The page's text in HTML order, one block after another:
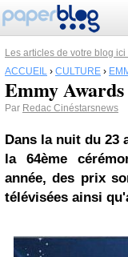
Les articles de votre blog
ACCUEIL › CULTURE ›
Emmy
Par Redac Cinéstarsnews
Dans la nuit du 23
la 64ème
année, des prix
télévisées ainsi